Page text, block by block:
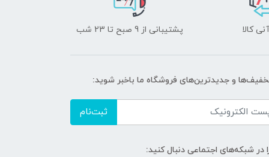
کالا پشتیبانی از 9 صبح تا 23 شب
و جدیدترین‌های فروشگاه ما باخبر شوید:
ثبت‌نام
در شبکه‌های اجتماعی دنبال کنید: